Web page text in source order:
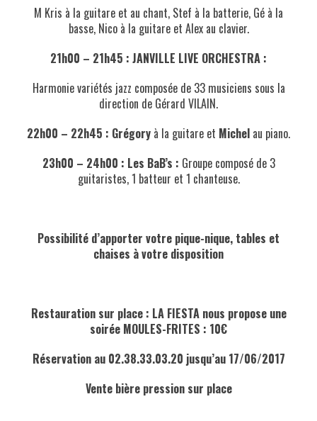
M Kris à la guitare et au chant, Stef à la batterie, Gé à la
basse, Nico à la guitare et Alex au clavier.
21h00 – 21h45 : JANVILLE LIVE ORCHESTRA :
Harmonie variétés jazz composée de 33 musiciens sous la
direction de Gérard VILAIN.
22h00 – 22h45 : Grégory à la guitare et Michel au piano.
23h00 – 24h00 : Les BaB’s : Groupe composé de 3
guitaristes, 1 batteur et 1 chanteuse.
Possibilité d’apporter votre pique-nique, tables et
chaises à votre disposition
Restauration sur place : LA FIESTA nous propose une
soirée MOULES-FRITES : 10€
Réservation au 02.38.33.03.20 jusqu’au 17/06/2017
Vente bière pression sur place